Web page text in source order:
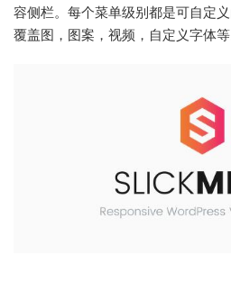
容侧栏。每个菜单级别都是可自定
覆盖图，图案，视频，自定义字体等